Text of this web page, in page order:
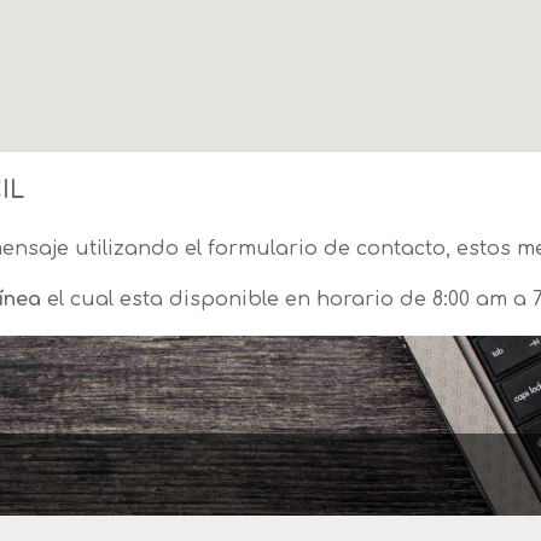
utilizando el formulario de contacto, estos
el cual esta disponible en horario de 8:00 am a